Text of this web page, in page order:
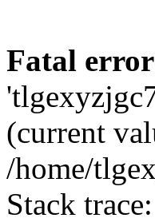
Fatal error
(current
/home/
Stack